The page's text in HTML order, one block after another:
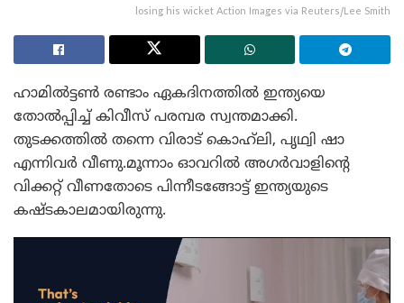
losing his wicket Action Images via Reuters/Lee Smith
ഹാമിൽട്ടൺ രണ്ടാം ഏകദിനത്തിൽ ഇന്ത്യയെ
തോൽപ്പിച്ച് കിവീസ് പരമ്പര സ്വന്തമാക്കി.
തുടക്കത്തിൽ തന്നെ വിരാട് കൊഹ്‌ലി, പൃഥ്വി ഷാ
എന്നിവർ വീണു.മൂന്നാം ഓവറിൽ അഗർവാളിന്റെ
വിക്കറ്റ് വീണതോടെ പിന്നീടങ്ങോട്ട് ഇന്ത്യയുടെ
കഷ്ടകാലമായിരുന്നു.